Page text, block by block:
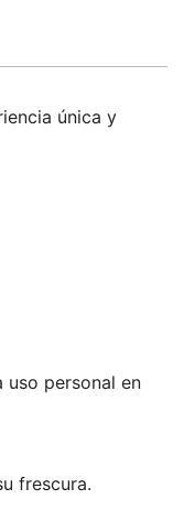
única y
personal en
frescura.